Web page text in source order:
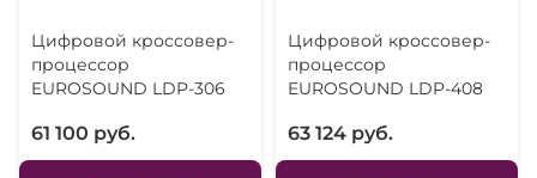
Цифровой кроссовер-
процессор
EUROSOUND LDP-306
61 100 руб.
Цифровой кроссовер-
процессор
EUROSOUND LDP-408
63 124 руб.